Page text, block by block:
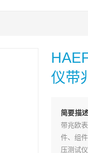
仪带
简要描
带兆欧
件、组
压测试